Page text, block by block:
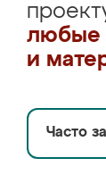
любые
и
Часто